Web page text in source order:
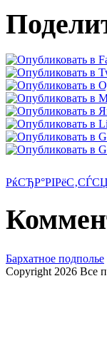
РќСЂР°РІРёС‚СЃСЏ
Бархатное подполье
Copyright 2026 Все